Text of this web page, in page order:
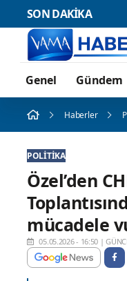
SON DAKİKA
Genel Gündem
Haberler
POLITIKA
Özel’den
mücadele
05.05.2026 - 16:50 |